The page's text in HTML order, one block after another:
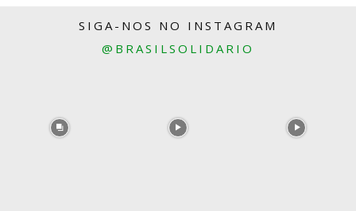
SIGA-NOS NO INSTAGRAM
@BRASILSOLIDARIO